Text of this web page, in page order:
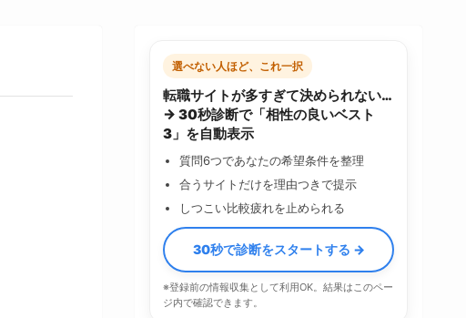
選べない人ほど、これ一択
転職サイトが多すぎて決められない…
→ 30秒診断で「相性の良いベスト
3」を自動表示
質問6つであなたの希望条件を整理
合うサイトだけを理由つきで提示
しつこい比較疲れを止められる
30秒で診断をスタートする →
※登録前の情報収集として利用OK。結果はこのペー
ジ内で確認できます。